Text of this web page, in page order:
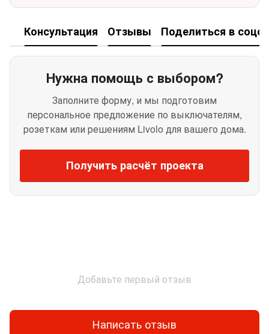
Консультация Отзывы Поделиться в
Нужна помощь с выбором?
Заполните форму, и мы подготовим
персональное предложение по выключателям,
розеткам или решениям Livolo для вашего дома.
Получить расчёт проекта
Добавьте первый отзыв
Написать отзыв